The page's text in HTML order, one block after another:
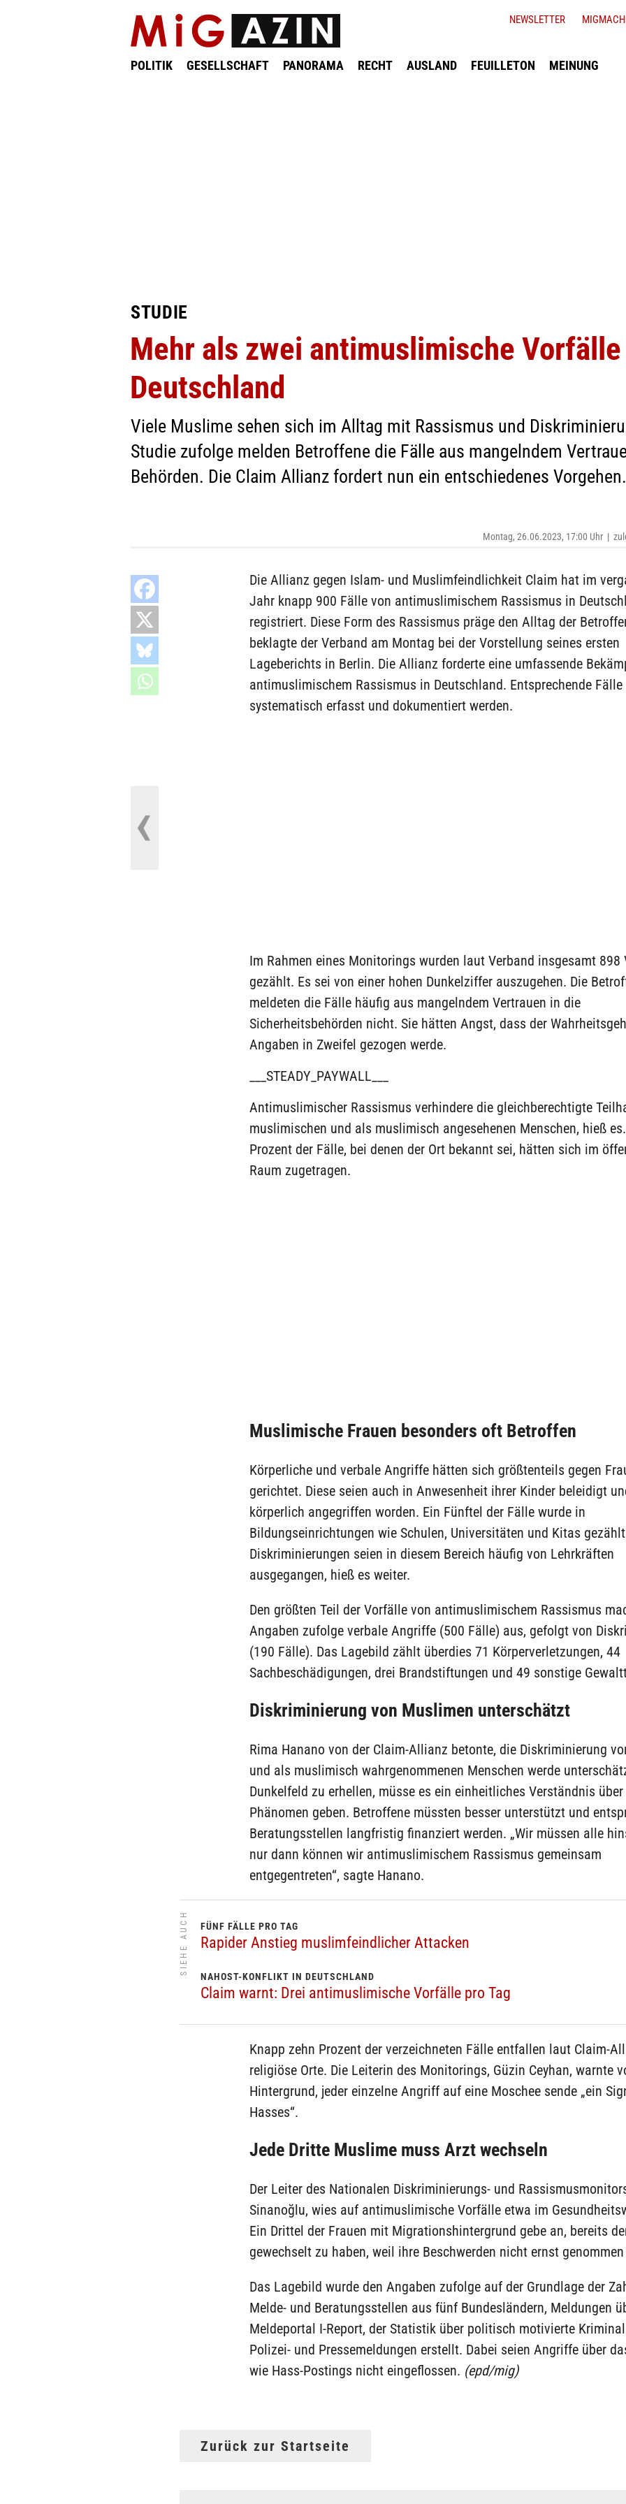
POLITIK GESELLSCHAFT PANORAMA RECHT AUSLAND FEUILLETON MEINUNG
NEWSLETTER
STUDIE
Mehr als zwei antimuslimische Vorfälle
Deutschland
Viele Muslime sehen sich im Alltag mit Rassismus und
Studie zufolge melden Betroffene die Fälle aus mangelndem
Behörden. Die Claim Allianz fordert nun ein entschiedenes Vorgehen.
Montag, 26.06.2023, 17:00 Uhr |
Die Allianz gegen Islam- und Muslimfeindlichkeit Claim hat im
Jahr knapp 900 Fälle von antimuslimischem Rassismus in
registriert. Diese Form des Rassismus präge den Alltag der
beklagte der Verband am Montag bei der Vorstellung seines ersten
Lageberichts in Berlin. Die Allianz forderte eine umfassende
antimuslimischem Rassismus in Deutschland. Entsprechende Fälle
systematisch erfasst und dokumentiert werden.
Im Rahmen eines Monitorings wurden laut Verband insgesamt 898
gezählt. Es sei von einer hohen Dunkelziffer auszugehen. Die
meldeten die Fälle häufig aus mangelndem Vertrauen in die
Sicherheitsbehörden nicht. Sie hätten Angst, dass der
Angaben in Zweifel gezogen werde.
___STEADY_PAYWALL___
Antimuslimischer Rassismus verhindere die gleichberechtigte
muslimischen und als muslimisch angesehenen Menschen, hieß
Prozent der Fälle, bei denen der Ort bekannt sei, hätten sich im
Raum zugetragen.
Muslimische Frauen besonders oft Betroffen
Körperliche und verbale Angriffe hätten sich größtenteils gegen
gerichtet. Diese seien auch in Anwesenheit ihrer Kinder beleidigt
körperlich angegriffen worden. Ein Fünftel der Fälle wurde in
Bildungseinrichtungen wie Schulen, Universitäten und Kitas
Diskriminierungen seien in diesem Bereich häufig von Lehrkräften
ausgegangen, hieß es weiter.
Den größten Teil der Vorfälle von antimuslimischem Rassismus
Angaben zufolge verbale Angriffe (500 Fälle) aus, gefolgt von
(190 Fälle). Das Lagebild zählt überdies 71 Körperverletzungen, 44
Sachbeschädigungen, drei Brandstiftungen und 49 sonstige
Diskriminierung von Muslimen unterschätzt
Rima Hanano von der Claim-Allianz betonte, die Diskriminierung
und als muslimisch wahrgenommenen Menschen werde
Dunkelfeld zu erhellen, müsse es ein einheitliches Verständnis über
Phänomen geben. Betroffene müssten besser unterstützt und
Beratungsstellen langfristig finanziert werden. „Wir müssen alle
nur dann können wir antimuslimischem Rassismus gemeinsam
entgegentreten“, sagte Hanano.
SIEHE AUCH FÜNF FÄLLE PRO TAG
Rapider Anstieg muslimfeindlicher Attacken
NAHOST-KONFLIKT IN DEUTSCHLAND
Claim warnt: Drei antimuslimische Vorfälle pro Tag
Knapp zehn Prozent der verzeichneten Fälle entfallen laut Claim-
religiöse Orte. Die Leiterin des Monitorings, Güzin Ceyhan, warnte
Hintergrund, jeder einzelne Angriff auf eine Moschee sende „ein
Hasses“.
Jede Dritte Muslime muss Arzt wechseln
Der Leiter des Nationalen Diskriminierungs- und
Sinanoğlu, wies auf antimuslimische Vorfälle etwa im
Ein Drittel der Frauen mit Migrationshintergrund gebe an, bereits
gewechselt zu haben, weil ihre Beschwerden nicht ernst
Das Lagebild wurde den Angaben zufolge auf der Grundlage der
Melde- und Beratungsstellen aus fünf Bundesländern, Meldungen
Meldeportal I-Report, der Statistik über politisch motivierte
Polizei- und Pressemeldungen erstellt. Dabei seien Angriffe über
wie Hass-Postings nicht eingeflossen. (epd/mig)
Zurück zur Startseite